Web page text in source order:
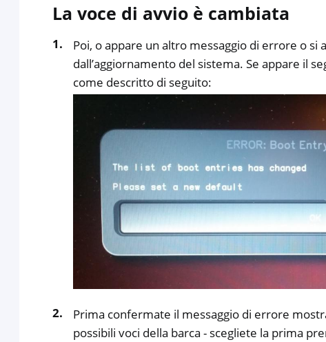
La voce di avvio è cambiata
Poi, o appare un altro messaggio di errore o
dall’aggiornamento del sistema. Se appare il
come descritto di seguito:
Prima confermate il messaggio di errore
possibili voci della barca - scegliete la prima